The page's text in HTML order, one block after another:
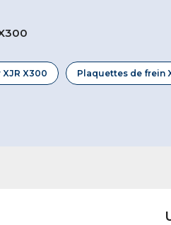
X300 Plaquettes de frein